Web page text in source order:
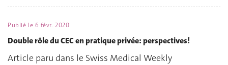
Publié le 6 févr. 2020
Double rôle du CEC en pratique privée: perspectives!
Article paru dans le Swiss Medical Weekly